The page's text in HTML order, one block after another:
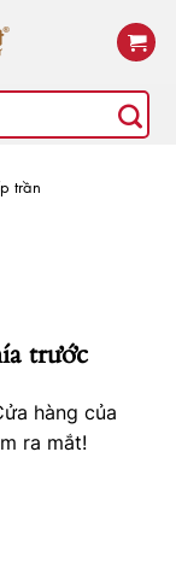
trần
trước
hàng của
ra mắt!